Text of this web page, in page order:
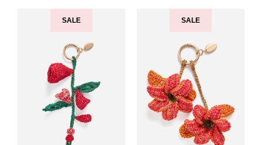
SALE
SALE